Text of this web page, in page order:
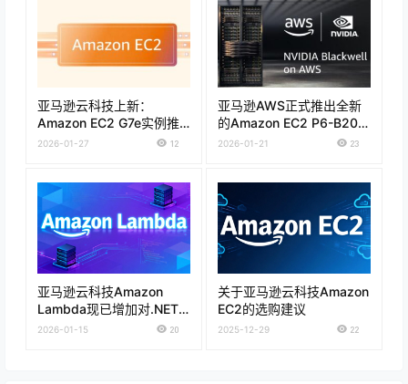
亚马逊云科技上新：
Amazon EC2 G7e实例推
理性能提升2.3倍
2026-01-27 12
亚马逊AWS正式推出全新
的Amazon EC2 P6-B200
实例
2026-01-21 23
亚马逊云科技Amazon
Lambda现已增加对.NET
10的支持
2026-01-15 20
关于亚马逊云科技Amazon
EC2的选购建议
2025-12-29 22